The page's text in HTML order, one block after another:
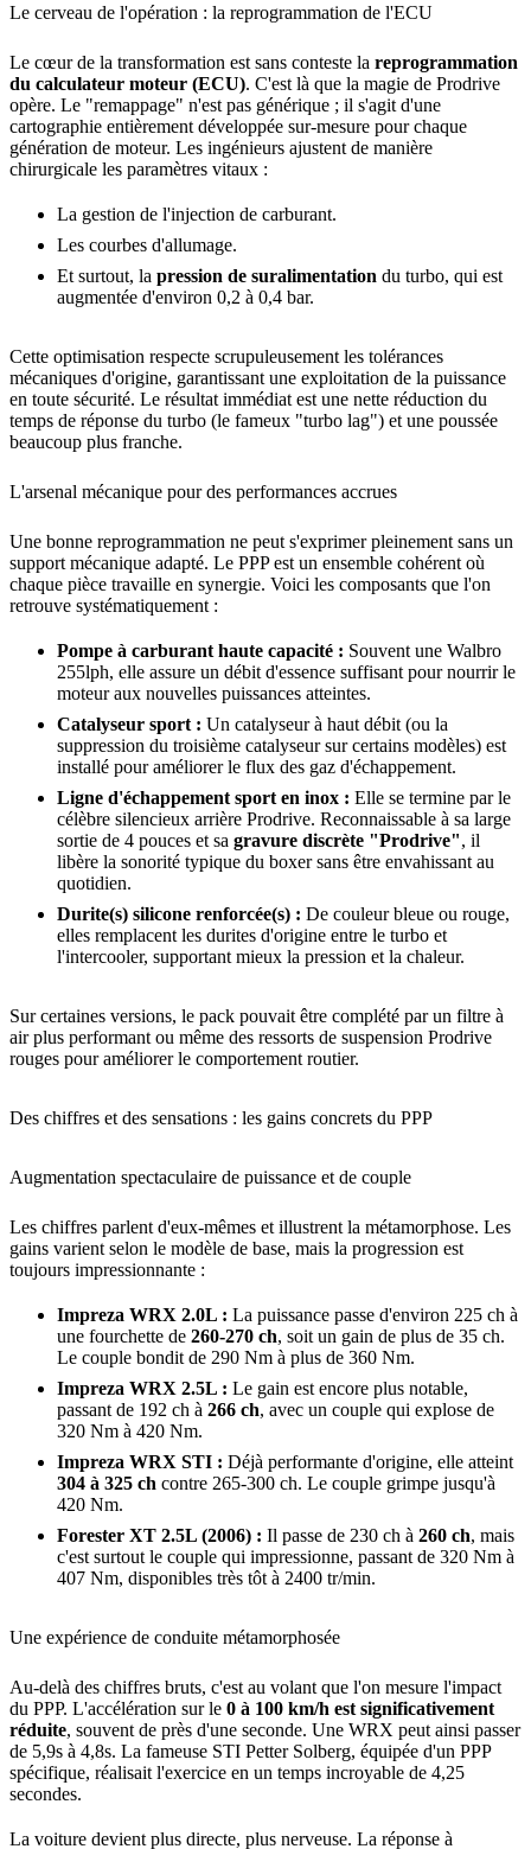
Le cerveau de l'opération : la reprogrammation de l'ECU
Le cœur de la transformation est sans conteste la reprogrammation
du calculateur moteur (ECU). C'est là que la magie de Prodrive
opère. Le "remappage" n'est pas générique ; il s'agit d'une
cartographie entièrement développée sur-mesure pour chaque
génération de moteur. Les ingénieurs ajustent de manière
chirurgicale les paramètres vitaux :
La gestion de l'injection de carburant.
Les courbes d'allumage.
Et surtout, la pression de suralimentation du turbo, qui est
augmentée d'environ 0,2 à 0,4 bar.
Cette optimisation respecte scrupuleusement les tolérances
mécaniques d'origine, garantissant une exploitation de la puissance
en toute sécurité. Le résultat immédiat est une nette réduction du
temps de réponse du turbo (le fameux "turbo lag") et une poussée
beaucoup plus franche.
L'arsenal mécanique pour des performances accrues
Une bonne reprogrammation ne peut s'exprimer pleinement sans un
support mécanique adapté. Le PPP est un ensemble cohérent où
chaque pièce travaille en synergie. Voici les composants que l'on
retrouve systématiquement :
Pompe à carburant haute capacité : Souvent une Walbro
255lph, elle assure un débit d'essence suffisant pour nourrir le
moteur aux nouvelles puissances atteintes.
Catalyseur sport : Un catalyseur à haut débit (ou la
suppression du troisième catalyseur sur certains modèles) est
installé pour améliorer le flux des gaz d'échappement.
Ligne d'échappement sport en inox : Elle se termine par le
célèbre silencieux arrière Prodrive. Reconnaissable à sa large
sortie de 4 pouces et sa gravure discrète "Prodrive", il
libère la sonorité typique du boxer sans être envahissant au
quotidien.
Durite(s) silicone renforcée(s) : De couleur bleue ou rouge,
elles remplacent les durites d'origine entre le turbo et
l'intercooler, supportant mieux la pression et la chaleur.
Sur certaines versions, le pack pouvait être complété par un filtre à
air plus performant ou même des ressorts de suspension Prodrive
rouges pour améliorer le comportement routier.
Des chiffres et des sensations : les gains concrets du PPP
Augmentation spectaculaire de puissance et de couple
Les chiffres parlent d'eux-mêmes et illustrent la métamorphose. Les
gains varient selon le modèle de base, mais la progression est
toujours impressionnante :
Impreza WRX 2.0L : La puissance passe d'environ 225 ch à
une fourchette de 260-270 ch, soit un gain de plus de 35 ch.
Le couple bondit de 290 Nm à plus de 360 Nm.
Impreza WRX 2.5L : Le gain est encore plus notable,
passant de 192 ch à 266 ch, avec un couple qui explose de
320 Nm à 420 Nm.
Impreza WRX STI : Déjà performante d'origine, elle atteint
304 à 325 ch contre 265-300 ch. Le couple grimpe jusqu'à
420 Nm.
Forester XT 2.5L (2006) : Il passe de 230 ch à 260 ch, mais
c'est surtout le couple qui impressionne, passant de 320 Nm à
407 Nm, disponibles très tôt à 2400 tr/min.
Une expérience de conduite métamorphosée
Au-delà des chiffres bruts, c'est au volant que l'on mesure l'impact
du PPP. L'accélération sur le 0 à 100 km/h est significativement
réduite, souvent de près d'une seconde. Une WRX peut ainsi passer
de 5,9s à 4,8s. La fameuse STI Petter Solberg, équipée d'un PPP
spécifique, réalisait l'exercice en un temps incroyable de 4,25
secondes.
La voiture devient plus directe, plus nerveuse. La réponse à